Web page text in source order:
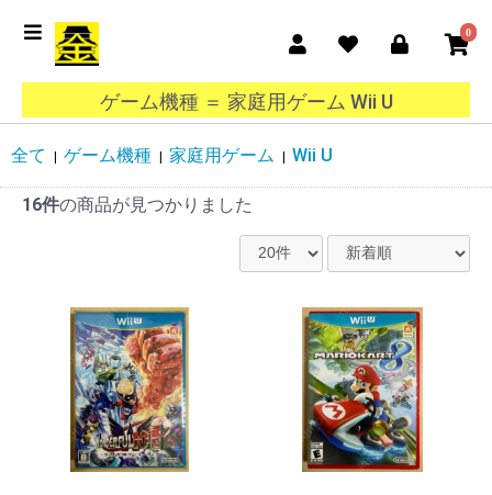
0
ゲーム機種 ＝ 家庭用ゲーム Wii U
全て ゲーム機種 家庭用ゲーム Wii U
16件の商品が見つかりました